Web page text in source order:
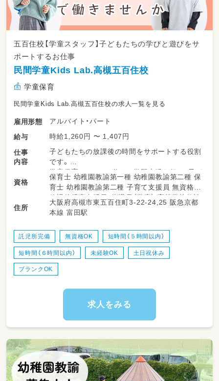
図り、インクルーシブな環境を構築
・学童保育スタッフと協力し、子どもたちが互
いに理解し合える仕組みを作る
・学童保育の運営には直接入らないが、管理者
として全体を見渡し調整を行う
✅ 事業所運営サポート（施設長業務）
応 など）
・事業の円滑な運営のためのマネジメント業
子どもたちにとって「安心して過ごせる場」を提
供しながら、学童保育との連携を通じて新しい
支援の形を一緒に作りませんか？
五百住校【学童スタッフ】子どもたちの学びと遊びをサ
ポートするお仕事
民間学童Kids Lab.高槻五百住校
学童保育
民間学童Kids Lab.高槻五百住校の求人一覧を見る
雇用形態
アルバイト・パート
給与
時給1,260円 〜 1,407円
仕事
内容
子どもたちの放課後の時間をサポートする役割
です。
学童保育において、遊びや学習支援を行い、子ど
もたちにとって安全で楽しい環境作りを担いま
す。
様々な活動を通して子どもたちが楽しく興味・
関心を広げられるように優しく支援していきま
【業務内容】
・学童保育の見守り・活動サポート
・宿題や学習支援
・子どもの安全確認・健康管理
資格
保育士 幼稚園教諭第一種 幼稚園教諭第二種 保
育士 幼稚園教諭第二種 子育て支援員 無資格
放課後児童支援員・指導員（学童） 高等学校教諭
普通免許 中学校教諭普通免許 小学校教諭普通
免許 社会福祉士
住所
大阪府高槻市東五百住町3-22-24,25 阪急京都
本線 富田駅
託児所完備 無資格OK 短時間（５時間以内）
短時間（６時間以内） 未経験OK 土日祝休み
ブランクOK
求人をみる